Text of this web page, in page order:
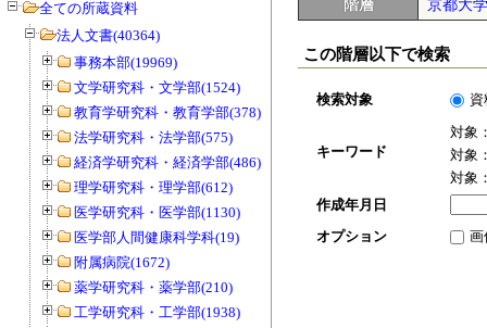
全ての所蔵資料
法人文書(40364)
事務本部(19969)
文学研究科・文学部(1524)
教育学研究科・教育学部(378)
法学研究科・法学部(575)
経済学研究科・経済学部(486)
理学研究科・理学部(612)
医学研究科・医学部(1130)
医学部人間健康科学科(19)
附属病院(1672)
薬学研究科・薬学部(210)
工学研究科・工学部(1938)
階層
京都大
この階層以下で検索
検索対象 資
キーワード
対象
対象
対象
作成年月日
オプション
画